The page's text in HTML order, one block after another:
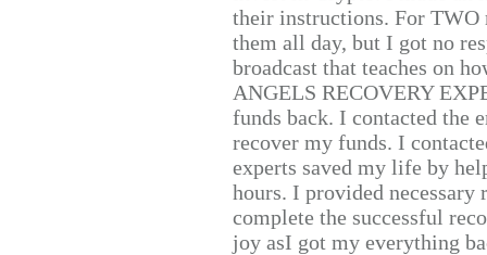
their instructions. For TWO
them all day, but I got no
broadcast that teaches on
ANGELS RECOVERY
funds back. I contacted the
recover my funds. I
experts saved my life by
hours. I provided
complete the successful
joy asI got my everything